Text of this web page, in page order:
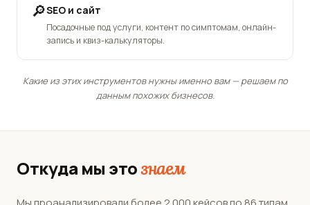
🔎SEO и сайт
Посадочные под услуги, контент по симптомам, онлайн-
запись и квиз-калькуляторы.
Какие из этих инструментов нужны именно вам — решаем по
данным похожих бизнесов.
Откуда мы этознаем